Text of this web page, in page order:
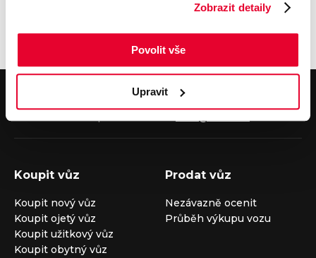
Zobrazit detaily
Povolit vše
Upravit
V případě dotazů volejte číslo nonstop infolinky
Koupit vůz
Koupit nový vůz
Koupit ojetý vůz
Koupit užitkový vůz
Koupit obytný vůz
Prodat vůz
Nezávazně ocenit
Průběh výkupu vozu